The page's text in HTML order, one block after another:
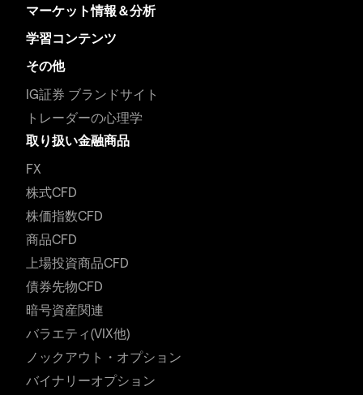
マーケット情報＆分析
学習コンテンツ
その他
IG証券 ブランドサイト
トレーダーの心理学
取り扱い金融商品
FX
株式CFD
株価指数CFD
商品CFD
上場投資商品CFD
債券先物CFD
暗号資産関連
バラエティ(VIX他)
ノックアウト・オプション
バイナリーオプション